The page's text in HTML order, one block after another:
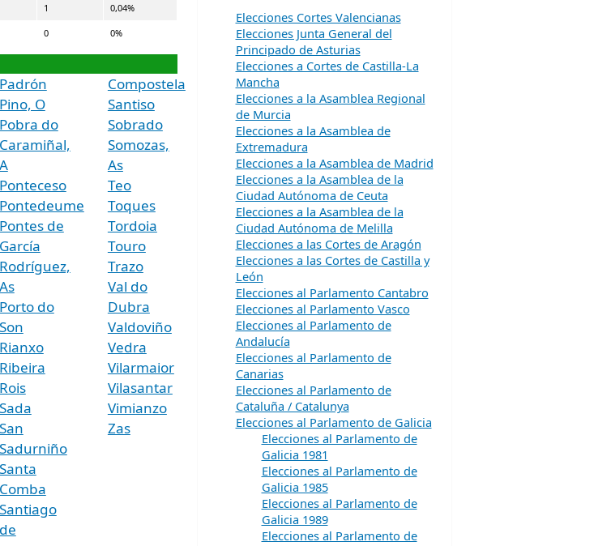
1 0,04%
0 0%
Padrón
Pino, O
Pobra do
Caramiñal,
A
Ponteceso
Pontedeume
Pontes de
García
Rodríguez,
As
Porto do
Son
Rianxo
Ribeira
Rois
Sada
San
Sadurniño
Santa
Comba
Santiago
de
Compostela
Santiso
Sobrado
Somozas,
As
Teo
Toques
Tordoia
Touro
Trazo
Val do
Dubra
Valdoviño
Vedra
Vilarmaior
Vilasantar
Vimianzo
Zas
Elecciones Cortes Valencianas
Elecciones Junta General del
Principado de Asturias
Elecciones a Cortes de Castilla-La
Mancha
Elecciones a la Asamblea Regional
de Murcia
Elecciones a la Asamblea de
Extremadura
Elecciones a la Asamblea de Madrid
Elecciones a la Asamblea de la
Ciudad Autónoma de Ceuta
Elecciones a la Asamblea de la
Ciudad Autónoma de Melilla
Elecciones a las Cortes de Aragón
Elecciones a las Cortes de Castilla y
León
Elecciones al Parlamento Cantabro
Elecciones al Parlamento Vasco
Elecciones al Parlamento de
Andalucía
Elecciones al Parlamento de
Canarias
Elecciones al Parlamento de
Cataluña / Catalunya
Elecciones al Parlamento de Galicia
Elecciones al Parlamento de
Galicia 1981
Elecciones al Parlamento de
Galicia 1985
Elecciones al Parlamento de
Galicia 1989
Elecciones al Parlamento de